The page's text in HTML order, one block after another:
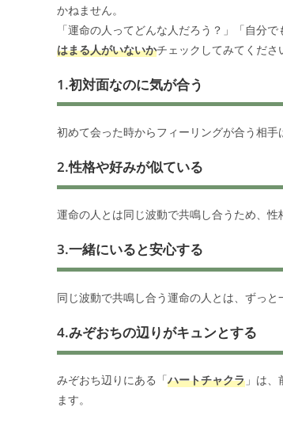
かねません。
「運命の人ってどんな人だろう？」「自分
はまる人がいないかチェックしてみてくださ
1.初対面なのに気が合う
初めて会った時からフィーリングが合う相
2.性格や好みが似ている
運命の人とは同じ波動で共鳴し合うため、性
3.一緒にいると安心する
同じ波動で共鳴し合う運命の人とは、ずっ
4.みぞおちの辺りがキュンとする
みぞおち辺りにある「ハートチャクラ 」は
ます。